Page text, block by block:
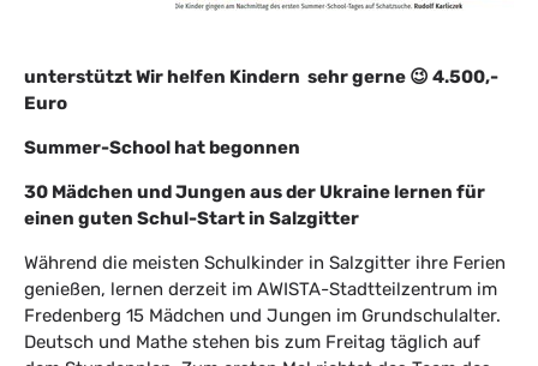
unterstützt Wir helfen Kindern sehr gerne 😉 4.500,-
Euro
Summer-School hat begonnen
30 Mädchen und Jungen aus der Ukraine lernen für
einen guten Schul-Start in Salzgitter
Während die meisten Schulkinder in Salzgitter ihre Ferien
genießen, lernen derzeit im AWISTA-Stadtteilzentrum im
Fredenberg 15 Mädchen und Jungen im Grundschulalter.
Deutsch und Mathe stehen bis zum Freitag täglich auf